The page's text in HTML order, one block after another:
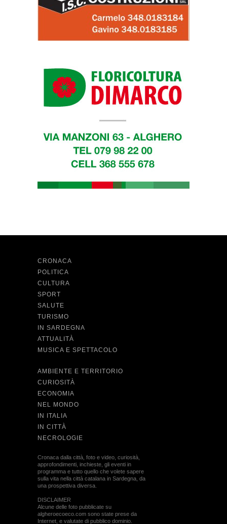
CRONACA
POLITICA
CULTURA
SPORT
SALUTE
TURISMO
IN SARDEGNA
ATTUALITÀ
MUSICA E SPETTACOLO
AMBIENTE E TERRITORIO
CURIOSITÀ
ECONOMIA
NEL MONDO
IN ITALIA
IN CITTÀ
NECROLOGIE
Cronaca dalla città, foto e video, curiosità,
approfondimenti, inchieste, gli eventi in
programma e tutto quello che volete sapere
sulla vita nella città catalana in Sardegna, da
una prospettiva diversa.
DISCLAIMER
Alcune delle foto pubblicate su
algheroecoeco.com sono state prese da
Internet, e valutate di pubblico dominio.